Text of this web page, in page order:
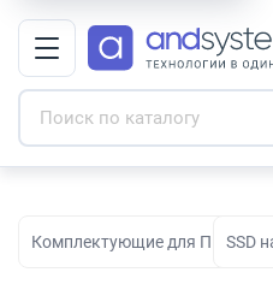
Комплектующие для ПК, SSD